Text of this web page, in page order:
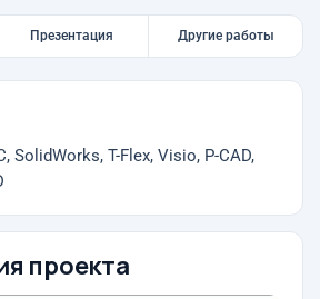
Презентация Другие работы
T-Flex, Visio, P-CAD,
проекта